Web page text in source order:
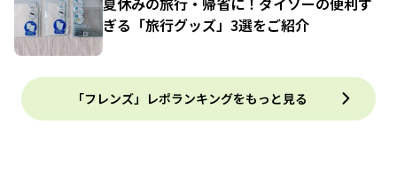
ぎる「旅行グッズ」3選をご紹介
「フレンズ」レポランキングをもっと見る